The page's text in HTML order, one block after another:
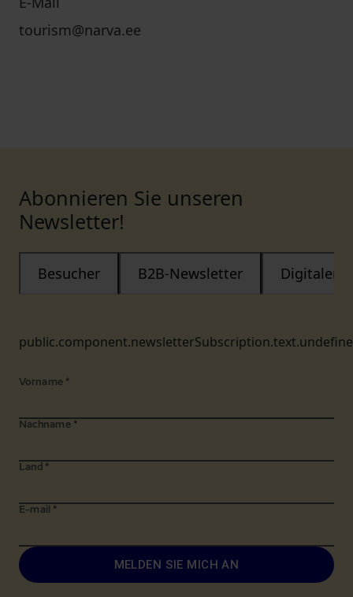
tourism@narva.ee
Abonnieren Sie unseren
Newsletter!
Besucher B2B-Newsletter Digitaler
Vorname *
Nachname *
Land *
E-mail *
MELDEN SIE MICH AN